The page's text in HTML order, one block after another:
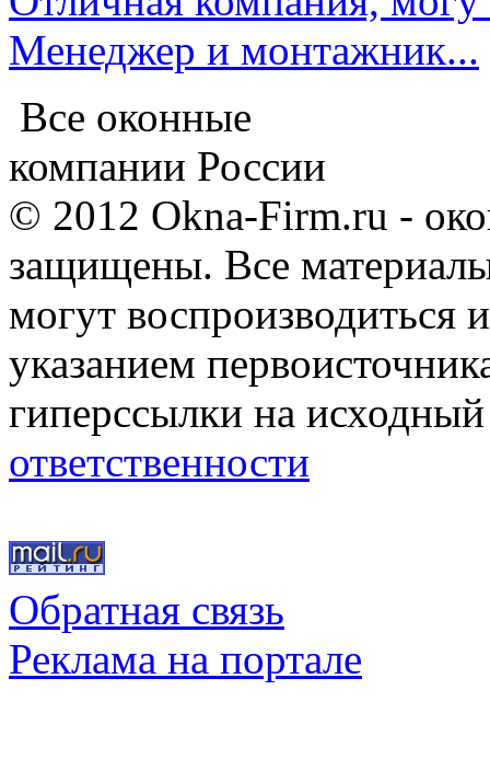
Менеджер и монтажник...
Все оконные
компании России
© 2012 Okna-Firm.ru -
защищены. Все
могут воспроизводиться
указанием
гиперссылки на
ответственности
Обратная связь
Реклама на портале